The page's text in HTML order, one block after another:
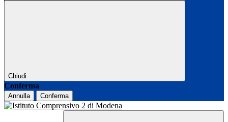
Chiudi
Conferma
Annulla Conferma